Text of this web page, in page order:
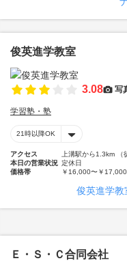
俊英進学教室
3.08 写
学習塾・塾
21時以降OK
アクセス
上溝駅から1.3km （
本日の営業状況 定休日
価格帯
￥16,000〜￥17,000
俊英進学教
Ｅ・Ｓ・Ｃ合同会社